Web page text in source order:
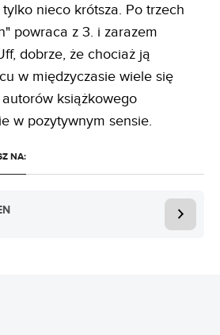
nieco krótsza. Po trzech
powraca z 3. i zarazem
dobrze, że chociaż ją
w międzyczasie wiele się
książkowego
w pozytywnym sensie.
NA: